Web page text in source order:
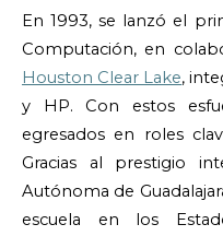
En 1993, se lanzó el
Computación, en
Houston Clear Lake,
y HP. Con estos
egresados en roles
Gracias al prestigio
Autónoma de
escuela en los